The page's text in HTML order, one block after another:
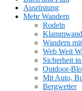
Ausrüstung
Mehr Wandern
Rodeln
Wandern
Web Weit
Sicherheit
Outdoor-
Mit Auto,
Bergwetter